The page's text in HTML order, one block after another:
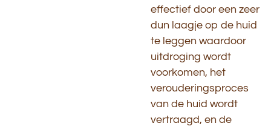
effectief door een zeer
dun laagje op de huid
te leggen waardoor
uitdroging wordt
voorkomen, het
verouderingsproces
van de huid wordt
vertraagd, en de